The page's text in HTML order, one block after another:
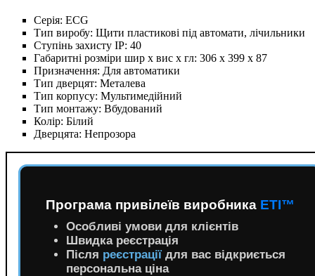
Серія: ECG
Тип виробу: Щити пластикові під автомати, лічильники
Ступінь захисту IP: 40
Габаритні розміри шир х вис х гл: 306 х 399 х 87
Призначення: Для автоматики
Тип дверцят: Металева
Тип корпусу: Мультимедійний
Тип монтажу: Вбудований
Колір: Білий
Дверцята: Непрозора
Програма привілеїв виробника ETI™
Особливі умови для клієнтів
Швидка реєстрація
Після реєстрації для вас відкриється
персональна ціна